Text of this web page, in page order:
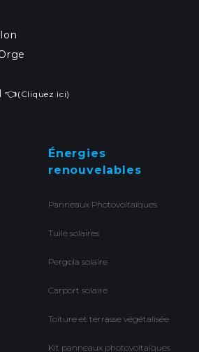
👈(Cliquez ici)
Énergies
renouvelables
Panneaux Photovoltaïques
Tuile solaires
Pergola solaire
Carport solaire
Toiture et terrasse végétalisée
Kit panneaux photovoltaïques